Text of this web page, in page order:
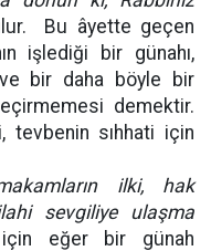
Bu âyette geçen
işlediği bir günahı,
bir daha böyle bir
demektir.
tevbenin sıhhati için
ilki, hak
sevgiliye ulaşma
için eğer bir günah